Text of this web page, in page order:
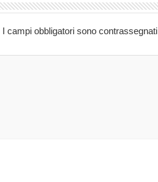
I campi obbligatori sono contrassegnati